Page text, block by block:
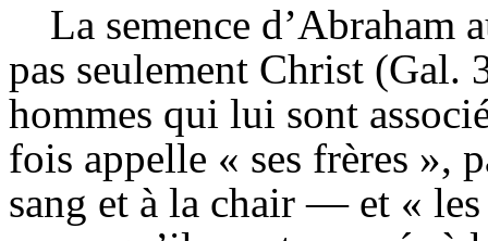
La semence d’Abraham
pas seulement Christ (Gal.
hommes qui lui sont
fois appelle « ses frères »,
sang et à la chair — et «